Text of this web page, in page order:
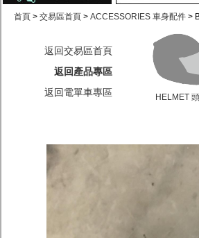
首頁 > 交易區首頁 > ACCESSORIES 車身配件 >
返回交易區首頁
返回產品專區
返回電單車專區
HELMET